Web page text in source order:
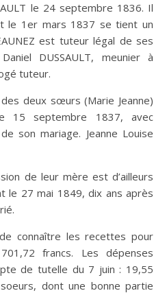
le 24 septembre 1836. Il
le 1er mars 1837 se tient un
est tuteur légal de ses
DUSSAULT, meunier à
tuteur.
deux sœurs (Marie Jeanne)
15 septembre 1837, avec
son mariage. Jeanne Louise
de leur mère est d’ailleurs
le 27 mai 1849, dix ans après
connaître les recettes pour
francs. Les dépenses
de tutelle du 7 juin : 19,55
dont une bonne partie